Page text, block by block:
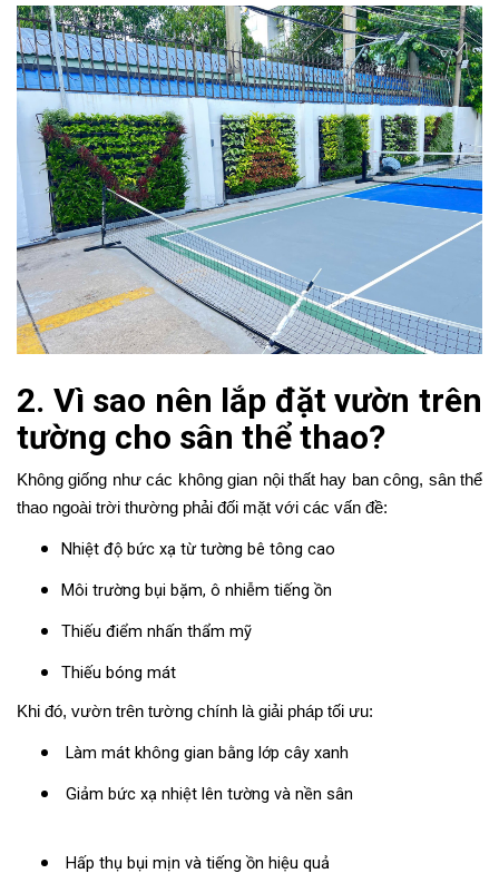
2. Vì sao nên lắp đặt vườn trên
tường cho sân thể thao?
Không giống như các không gian nội thất hay ban công, sân thể
thao ngoài trời thường phải đối mặt với các vấn đề:
Nhiệt độ bức xạ từ tường bê tông cao
Môi trường bụi bặm, ô nhiễm tiếng ồn
Thiếu điểm nhấn thẩm mỹ
Thiếu bóng mát
Khi đó, vườn trên tường chính là giải pháp tối ưu:
Làm mát không gian bằng lớp cây xanh
Giảm bức xạ nhiệt lên tường và nền sân
Hấp thụ bụi mịn và tiếng ồn hiệu quả